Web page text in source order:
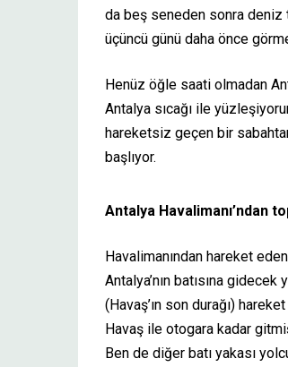
da beş seneden sonra deniz
üçüncü günü daha önce
Henüz öğle saati olmadan
Antalya sıcağı ile
hareketsiz geçen bir
başlıyor.
Antalya Havalimanı’ndan
Havalimanından hareket
Antalya’nın batısına
(Havaş’ın son durağı)
Havaş ile otogara kadar
Ben de diğer batı yakası